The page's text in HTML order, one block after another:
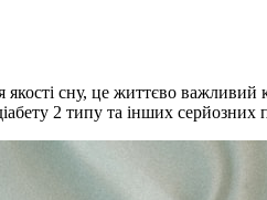
сну, це життєво важливий
2 типу та інших серйозних